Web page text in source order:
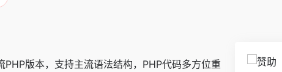
版本，支持主流语法结构，PHP代码多方位重